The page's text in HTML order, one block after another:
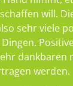
will.
sehr viele
dankbaren
werden.